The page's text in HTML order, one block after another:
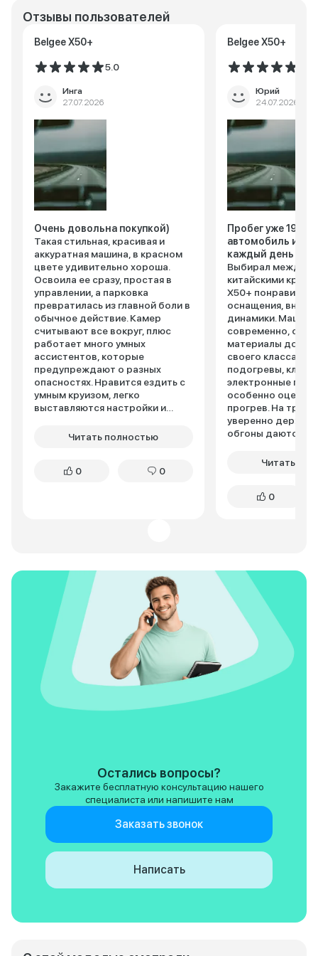
Отзывы пользователей
Belgee X50+
5.0
Инга
27.07.2026
Очень довольна покупкой)
Такая стильная, красивая и
аккуратная машина, в красном
цвете удивительно хороша.
Освоила ее сразу, простая в
управлении, а парковка
превратилась из главной боли в
обычное действие. Камер
считывают все вокруг, плюс
работает много умных
ассистентов, которые
предупреждают о разных
опасностях. Нравится ездить с
умным круизом, легко
выставляются настройки и
притормаживает сама, когда
Читать полностью
0 0
Belgee X50+
Юрий
24.07.2026
Пробег уже 19
автомобиль
каждый день
Выбирал между
китайскими
X50+ понравился
оснащения,
динамики.
современно,
материалы
своего класса.
подогревы,
электронные
особенно оценил
прогрев. На
уверенно держит
обгоны даются
пределах 7,8-8,3
крупных
Читать
0
Остались вопросы?
Закажите бесплатную консультацию нашего
специалиста или напишите нам
Заказать звонок
Написать